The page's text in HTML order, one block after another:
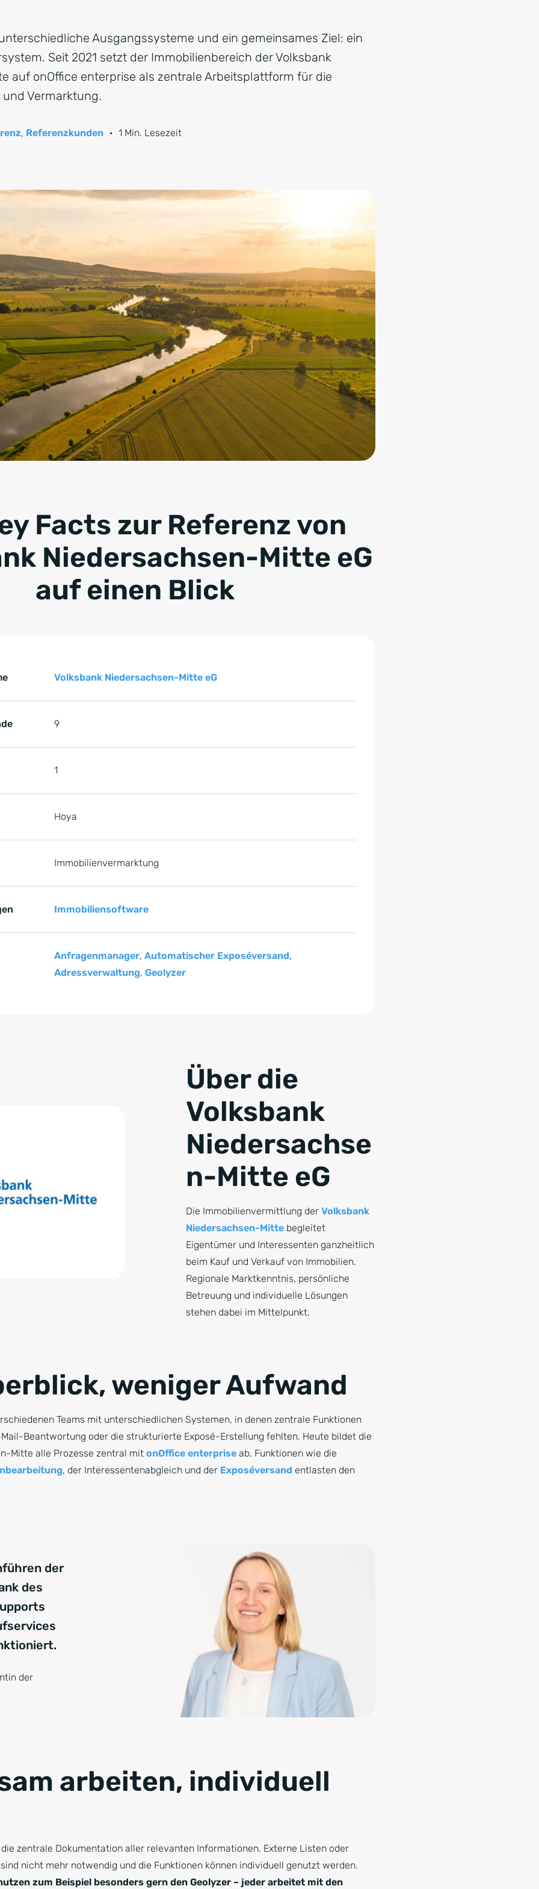
CRM für Banken
Ausgangssysteme und ein gemeinsames Ziel: ein
Seit 2021 setzt der Immobilienbereich der Volksbank
auf onOffice enterprise als zentrale Arbeitsplattform für die
Vermarktung.
, Referenzkunden · 1 Min. Lesezeit
Facts zur Referenz von
Niedersachsen-Mitte eG
auf einen Blick
Volksbank Niedersachsen-Mitte eG
9
1
Hoya
Immobilienvermarktung
Immobiliensoftware
Anfragenmanager, Automatischer Exposéversand,
Adressverwaltung, Geolyzer
Über die
Volksbank
Niedersachse
n-Mitte eG
Die Immobilienvermittlung derVolksbank
Niedersachsen-Mitte begleitet
Eigentümer und Interessenten ganzheitlich
beim Kauf und Verkauf von Immobilien.
Regionale Marktkenntnis, persönliche
Betreuung und individuelle Lösungen
stehen dabei im Mittelpunkt.
weniger Aufwand
Teams mit unterschiedlichen Systemen, in denen zentrale Funktionen
Beantwortung oder die strukturierte Exposé-Erstellung fehlten. Heute bildet die
Mitte alle Prozesse zentral mit onOffice enterprise ab. Funktionen wie die
, der Interessentenabgleich und der Exposéversand entlasten den
der
des
der
arbeiten, individuell
zentrale Dokumentation aller relevanten Informationen. Externe Listen oder
nicht mehr notwendig und die Funktionen können individuell genutzt werden.
zum Beispiel besonders gern den Geolyzer – jeder arbeitet mit den